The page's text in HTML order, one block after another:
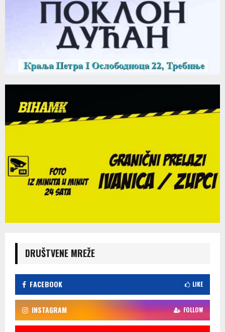
DRUŠTVENE MREŽE
FACEBOOK LIKE
INSTAGRAM FOLLOW